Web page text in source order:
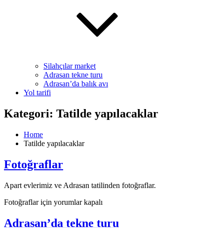
Silahçılar market
Adrasan tekne turu
Adrasan’da balık avı
Yol tarifi
Kategori: Tatilde yapılacaklar
Home
Tatilde yapılacaklar
Fotoğraflar
Apart evlerimiz ve Adrasan tatilinden fotoğraflar.
Fotoğraflar için yorumlar kapalı
Adrasan’da tekne turu